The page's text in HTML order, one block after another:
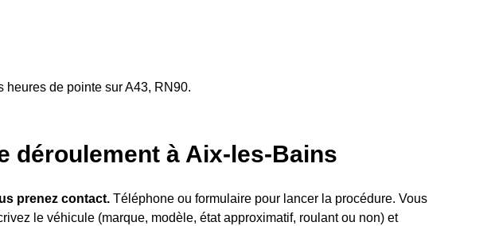
heures de pointe sur A43, RN90.
déroulement à Aix-les-Bains
prenez contact. Téléphone ou formulaire pour lancer la procédure. Vous
le véhicule (marque, modèle, état approximatif, roulant ou non) et